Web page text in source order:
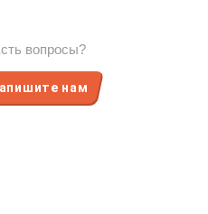
вопросы?
нам